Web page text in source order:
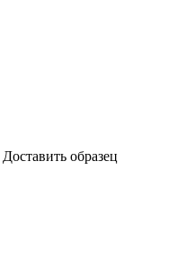
Доставить образец